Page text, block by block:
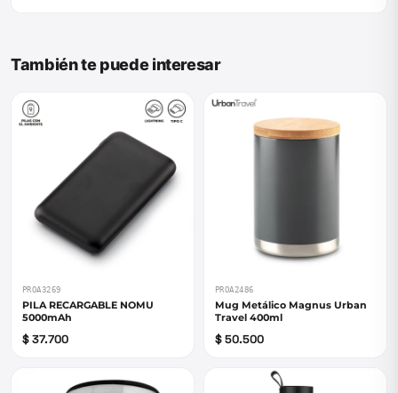
También te puede interesar
PROA3269
PILA RECARGABLE NOMU
5000mAh
$ 37.700
PROA2486
Mug Metálico Magnus Urban
Travel 400ml
$ 50.500